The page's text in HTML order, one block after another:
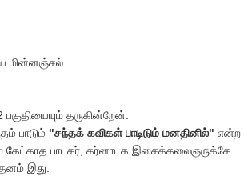
மின்னஞ்சல்
தருகின்றேன்.
பாடும் "சந்தக் கவிகள் பாடிடும் மனதினில்" என்ற
பாடகர், கர்னாடக இசைக்கலைஞருக்கே
இது.